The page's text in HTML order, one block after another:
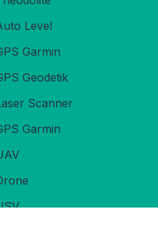
Level
Garmin
Geodetik
Scanner
Garmin